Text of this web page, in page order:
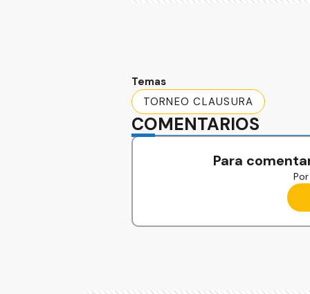
Temas
TORNEO CLAUSURA
COMENTARIOS
Para